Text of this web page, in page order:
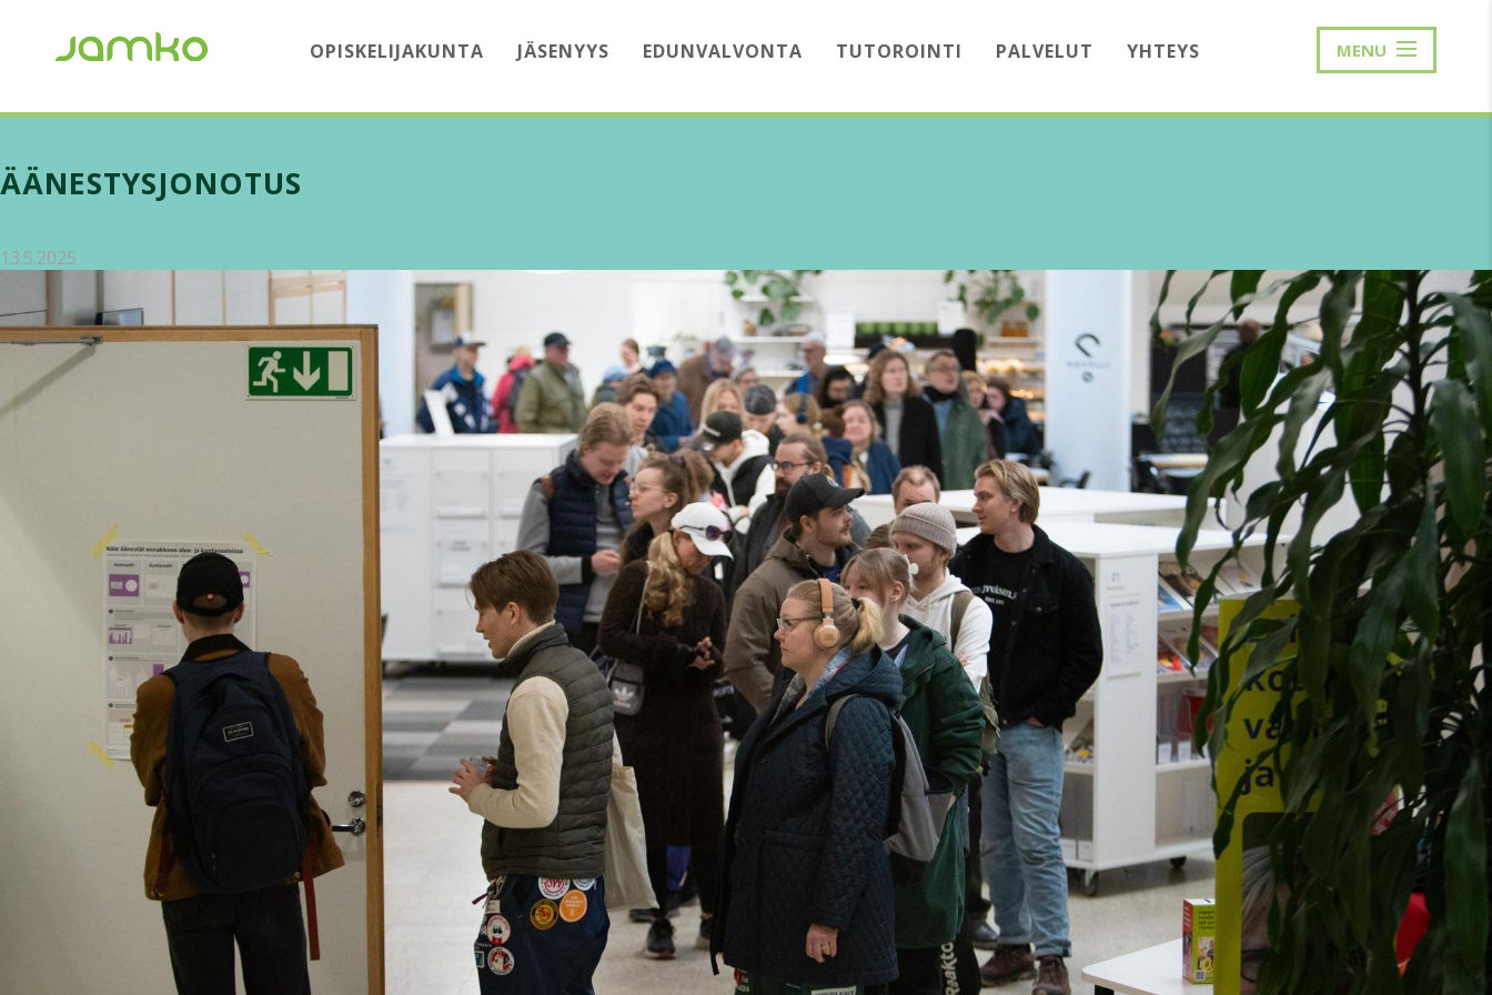
OPISKELIJAKUNTA JÄSENYYS EDUNVALVONTA TUTOROINTI PALVELUT YHTEYS MENU
ÄÄNESTYSJONOTUS
13.5.2025